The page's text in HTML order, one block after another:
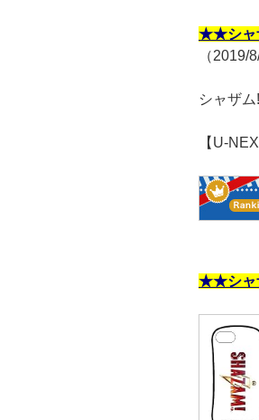
★★シャ
（2019/
シャザ
【U-
★★シャ